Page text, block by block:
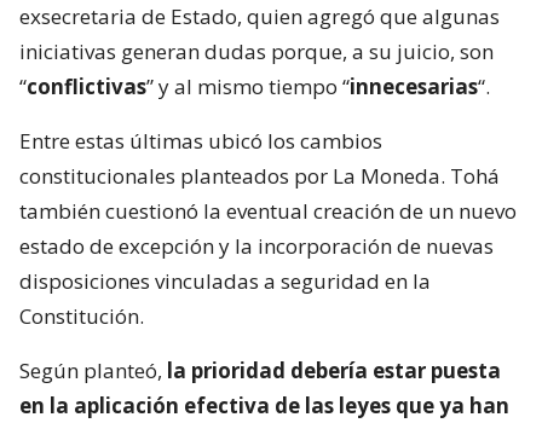
exsecretaria de Estado, quien agregó que algunas
iniciativas generan dudas porque, a su juicio, son
“conflictivas” y al mismo tiempo “innecesarias“.
Entre estas últimas ubicó los cambios
constitucionales planteados por La Moneda. Tohá
también cuestionó la eventual creación de un nuevo
estado de excepción y la incorporación de nuevas
disposiciones vinculadas a seguridad en la
Constitución.
Según planteó, la prioridad debería estar puesta
en la aplicación efectiva de las leyes que ya han